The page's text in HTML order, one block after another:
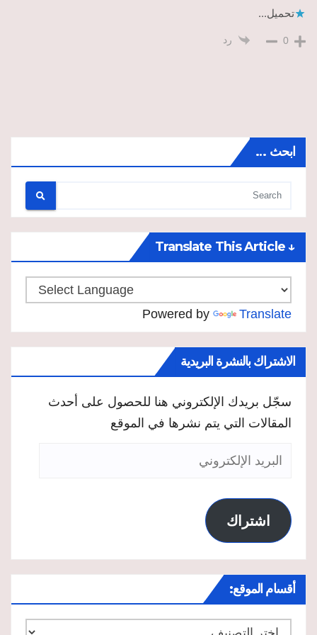
تحميل...
0 رد
ابحث …
↓ Translate This Article
Powered by Translate
الاشتراك بالنشرة البريدية
سجّل بريدك الإلكتروني هنا للحصول على أحدث
المقالات التي يتم نشرها في الموقع
البريد
اشتراك
أقسام الموقع:
أقسام